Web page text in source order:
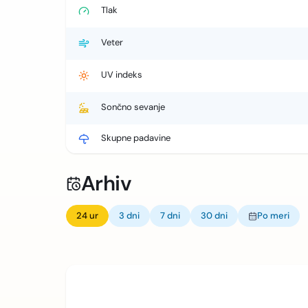
Tlak
Veter
UV indeks
Sončno sevanje
Skupne padavine
Arhiv
24 ur 3 dni 7 dni 30 dni Po meri